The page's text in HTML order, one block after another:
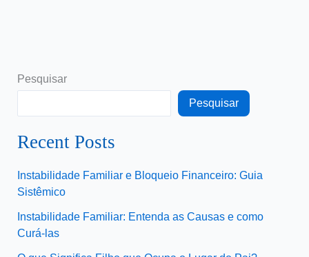
Pesquisar
Pesquisar
Recent Posts
Instabilidade Familiar e Bloqueio Financeiro: Guia
Sistêmico
Instabilidade Familiar: Entenda as Causas e como
Curá-las